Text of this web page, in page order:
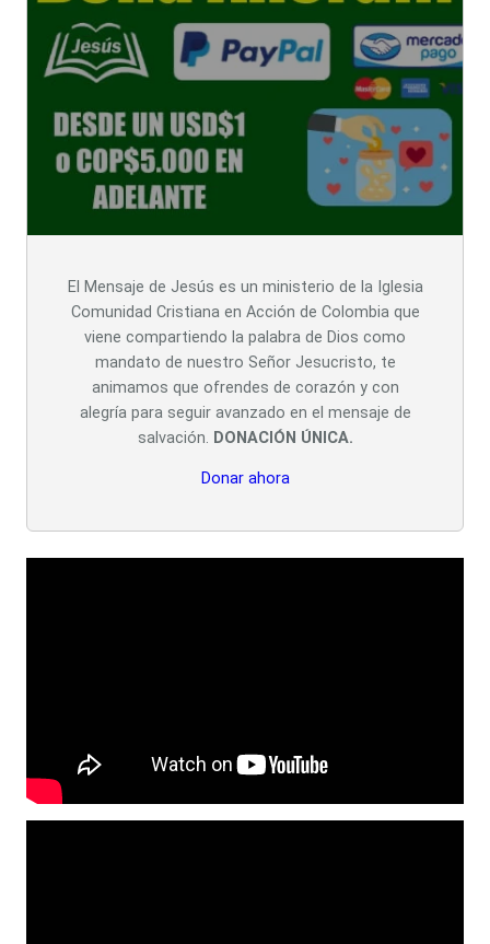
El Mensaje de Jesús es un ministerio de la Iglesia
Comunidad Cristiana en Acción de Colombia que
viene compartiendo la palabra de Dios como
mandato de nuestro Señor Jesucristo, te
animamos que ofrendes de corazón y con
alegría para seguir avanzado en el mensaje de
salvación. DONACIÓN ÚNICA.
Donar ahora